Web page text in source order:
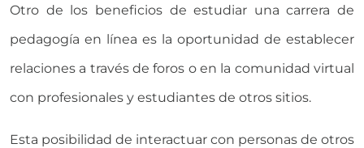
Otro de los beneficios de estudiar una carrera de
pedagogía en línea es la oportunidad de establecer
relaciones a través de foros o en la comunidad virtual
con profesionales y estudiantes de otros sitios.
Esta posibilidad de interactuar con personas de otros